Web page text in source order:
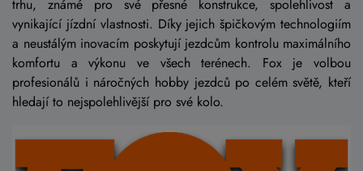
trhu, známé pro své přesné konstrukce, spolehlivost a
vynikající jízdní vlastnosti. Díky jejich špičkovým technologiím
a neustálým inovacím poskytují jezdcům kontrolu maximálního
komfortu a výkonu ve všech terénech. Fox je volbou
profesionálů i náročných hobby jezdců po celém světě, kteří
hledají to nejspolehlivější pro své kolo.